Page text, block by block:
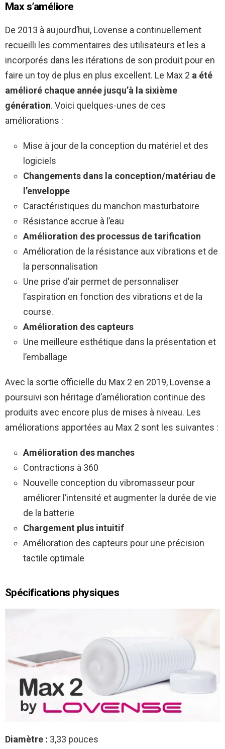
Max s’améliore
De 2013 à aujourd’hui, Lovense a continuellement
recueilli les commentaires des utilisateurs et les a
incorporés dans les itérations de son produit pour en
faire un toy de plus en plus excellent. Le Max 2 a été
amélioré chaque année jusqu’à la sixième
génération. Voici quelques-unes de ces
améliorations :
Mise à jour de la conception du matériel et des
logiciels
Changements dans la conception/matériau de
l’enveloppe
Caractéristiques du manchon masturbatoire
Résistance accrue à l’eau
Amélioration des processus de tarification
Amélioration de la résistance aux vibrations et de
la personnalisation
Une prise d’air permet de personnaliser
l’aspiration en fonction des vibrations et de la
course.
Amélioration des capteurs
Une meilleure esthétique dans la présentation et
l’emballage
Avec la sortie officielle du Max 2 en 2019, Lovense a
poursuivi son héritage d’amélioration continue des
produits avec encore plus de mises à niveau. Les
améliorations apportées au Max 2 sont les suivantes :
Amélioration des manches
Contractions à 360
Nouvelle conception du vibromasseur pour
améliorer l’intensité et augmenter la durée de vie
de la batterie
Chargement plus intuitif
Amélioration des capteurs pour une précision
tactile optimale
Spécifications physiques
Diamètre : 3,33 pouces